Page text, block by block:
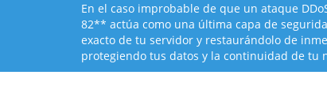
En el caso improbable de que un ataque
82** actúa como una última capa de
exacto de tu servidor y restaurándolo de
protegiendo tus datos y la continuidad de tu